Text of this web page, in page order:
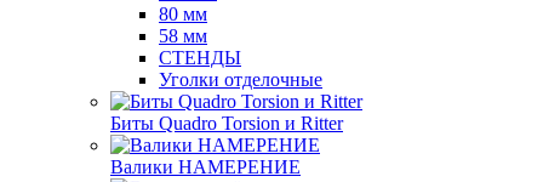
80 мм
58 мм
СТЕНДЫ
Уголки отделочные
Биты Quadro Torsion и Ritter
Валики НАМЕРЕНИЕ